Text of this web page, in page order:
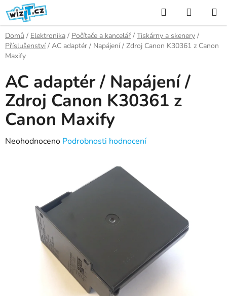
Přejít
na
obsah
Hledat
KOŠÍK
Domů / Elektronika / Počítače a kancelář / Tiskárny a skenery /
Příslušenství / AC adaptér / Napájení / Zdroj Canon K30361 z Canon
Maxify
AC adaptér / Napájení /
Zdroj Canon K30361 z
Canon Maxify
Průměrné
hvězdiček.
Neohodnoceno Podrobnosti hodnocení